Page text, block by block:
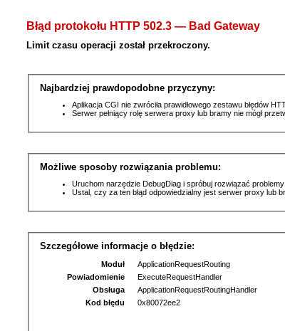
Błąd protokołu HTTP 502.3 — Bad Gateway
Limit czasu operacji został przekroczony.
Najbardziej prawdopodobne przyczyny:
Aplikacja CGI nie zwróciła prawidłowego zestawu błędów
Serwer pełniący rolę serwera proxy lub bramy nie mógł
Możliwe sposoby rozwiązania problemu:
Uruchom narzędzie DebugDiag i spróbuj rozwiązać problemy
Ustal, czy za ten błąd odpowiedzialny jest serwer proxy lub
Szczegółowe informacje o błędzie:
Moduł
ApplicationRequestRouting
Powiadomienie
ExecuteRequestHandler
Obsługa
ApplicationRequestRoutingHandler
Kod błędu
0x80072ee2